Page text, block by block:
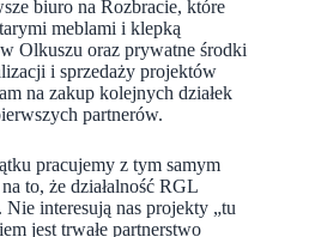
biuro na Rozbracie, które
meblami i klepką
Olkuszu oraz prywatne środki
i sprzedaży projektów
na zakup kolejnych działek
partnerów.
pracujemy z tym samym
to, że działalność RGL
interesują nas projekty „tu
jest trwałe partnerstwo